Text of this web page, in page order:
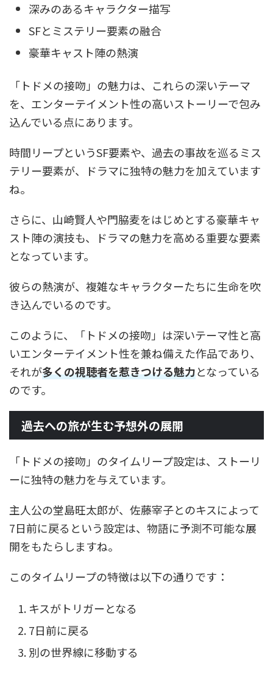
深みのあるキャラクター描写
SFとミステリー要素の融合
豪華キャスト陣の熱演
「トドメの接吻」の魅力は、これらの深いテーマ
を、エンターテイメント性の高いストーリーで包み
込んでいる点にあります。
時間リープというSF要素や、過去の事故を巡るミス
テリー要素が、ドラマに独特の魅力を加えています
ね。
さらに、山崎賢人や門脇麦をはじめとする豪華キャ
スト陣の演技も、ドラマの魅力を高める重要な要素
となっています。
彼らの熱演が、複雑なキャラクターたちに生命を吹
き込んでいるのです。
このように、「トドメの接吻」は深いテーマ性と高
いエンターテイメント性を兼ね備えた作品であり、
それが多くの視聴者を惹きつける魅力となっている
のです。
過去への旅が生む予想外の展開
「トドメの接吻」のタイムリープ設定は、ストーリ
ーに独特の魅力を与えています。
主人公の堂島旺太郎が、佐藤宰子とのキスによって
7日前に戻るという設定は、物語に予測不可能な展
開をもたらしますね。
このタイムリープの特徴は以下の通りです：
キスがトリガーとなる
7日前に戻る
別の世界線に移動する